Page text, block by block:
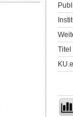
Titel